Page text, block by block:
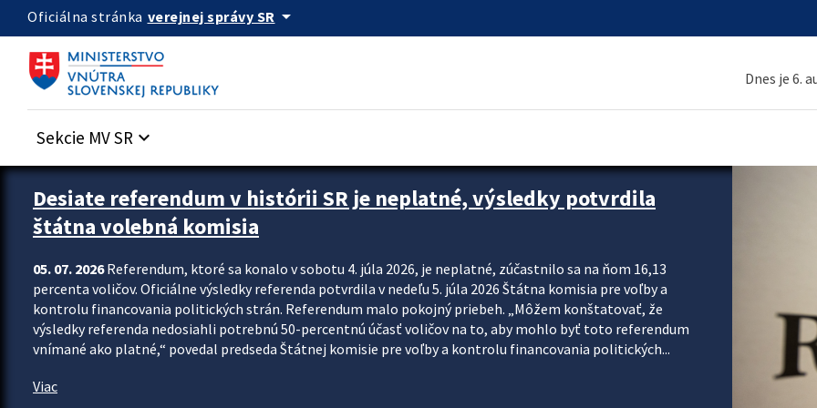
Preskocit na hlavný obsah
Oficiálna stránka verejnej správy SR arrow_drop_down
Dnes je 6.
Sekcie MV SR keyboard_arrow_down
Zastavit automatický posun upútavok
Desiate referendum v histórii SR je neplatné, výsledky potvrdila
štátna volebná komisia
05. 07. 2026Referendum, ktoré sa konalo v sobotu 4. júla 2026, je neplatné, zúčastnilo sa na ňom 16,13
percenta voličov. Oficiálne výsledky referenda potvrdila v nedeľu 5. júla 2026 Štátna komisia pre voľby a
kontrolu financovania politických strán. Referendum malo pokojný priebeh. „Môžem konštatovať, že
výsledky referenda nedosiahli potrebnú 50-percentnú účasť voličov na to, aby mohlo byť toto referendum
vnímané ako platné,“ povedal predseda Štátnej komisie pre voľby a kontrolu financovania politických...
Viac